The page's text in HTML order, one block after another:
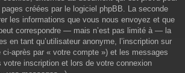
créées par le logiciel phpBB. La seconde
les informations que vous nous envoyez et que
correspondre — mais n’est pas limité à — la
en tant qu’utilisateur anonyme, l’inscription sur
après par « votre compte ») et les messages
votre inscription et lors de votre connexion